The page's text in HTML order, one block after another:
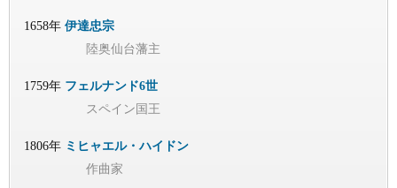
1658年 伊達忠宗
陸奥仙台藩主
1759年 フェルナンド6世
スペイン国王
1806年 ミヒャエル・ハイドン
作曲家